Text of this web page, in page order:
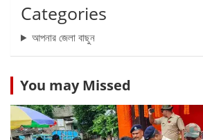
Categories
আপনার জেলা বাছুন
You may Missed